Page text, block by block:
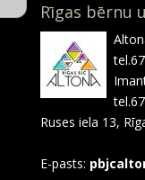
Rīgas bērnu
Ruses iela 13,
E-pasts: